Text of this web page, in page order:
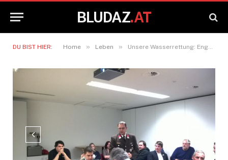
BLUDAZ.AT
DU BIST HIER: Home » Leben » Unsere Wasserrettung: Engagement für unsere Sicherheit